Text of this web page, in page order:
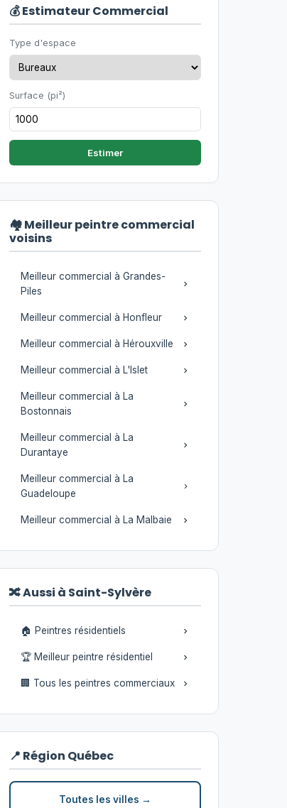
💰 Estimateur Commercial
Type d'espace
Surface (pi²)
Estimer
🏘️ Meilleur peintre commercial
voisins
Meilleur commercial à Grandes-
Piles
Meilleur commercial à Honfleur
Meilleur commercial à Hérouxville
Meilleur commercial à L'Islet
Meilleur commercial à La
Bostonnais
Meilleur commercial à La
Durantaye
Meilleur commercial à La
Guadeloupe
Meilleur commercial à La Malbaie
🔀 Aussi à Saint-Sylvère
🏠 Peintres résidentiels
🏆 Meilleur peintre résidentiel
🏢 Tous les peintres commerciaux
📍 Région Québec
Toutes les villes →